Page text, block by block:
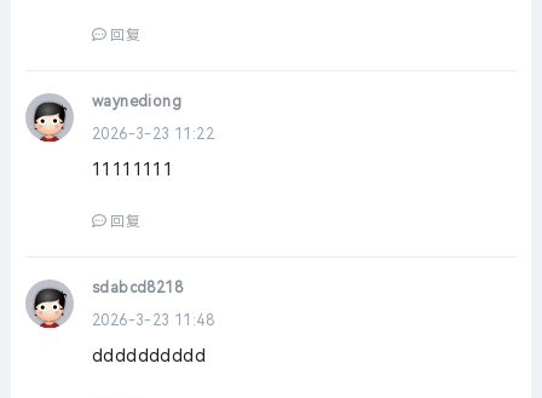
回复
waynediong
2026-3-23 11:22
11111111
回复
sdabcd8218
2026-3-23 11:48
dddddddddd